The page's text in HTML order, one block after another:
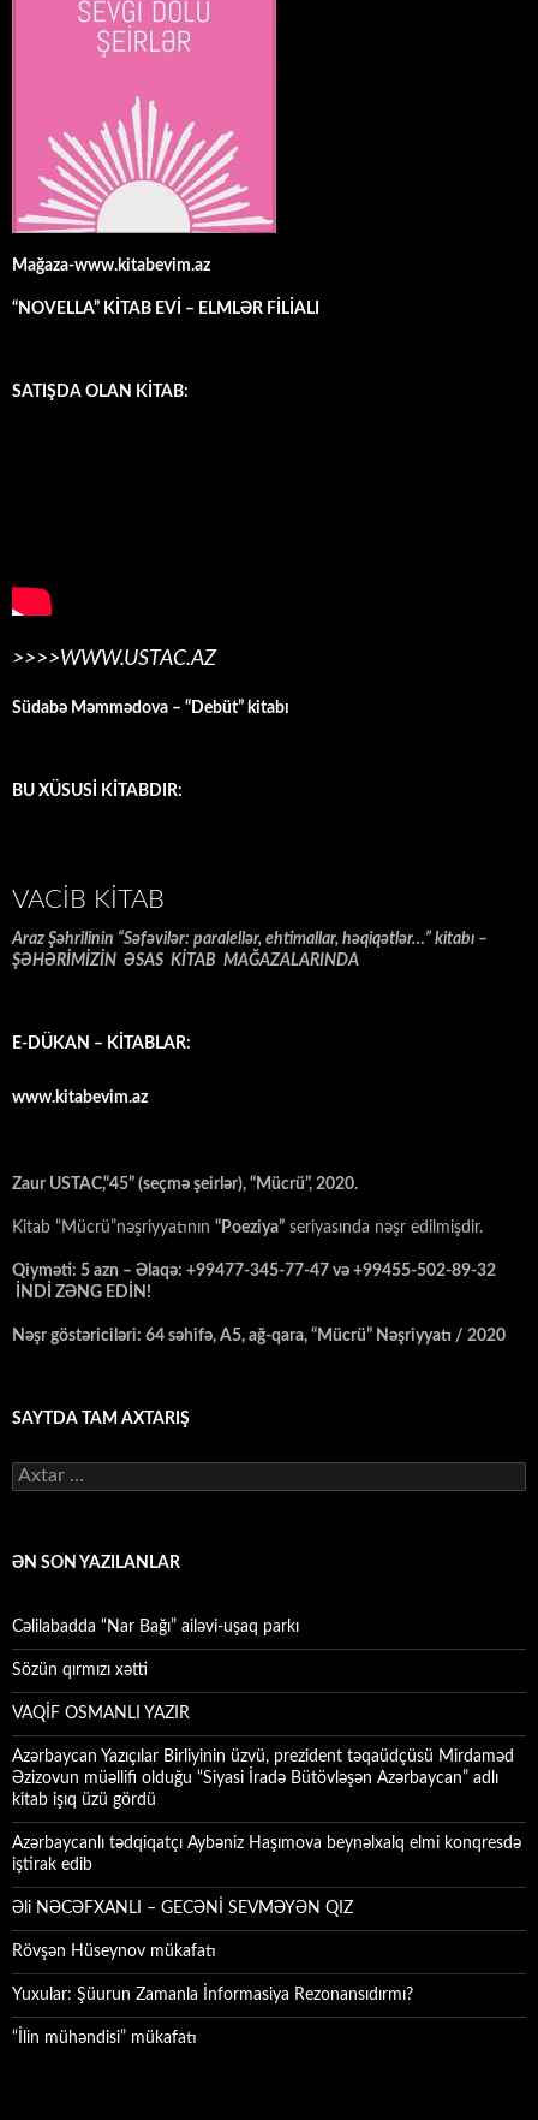
Mağaza-www.kitabevim.az
“NOVELLA” KİTAB EVİ – ELMLƏR FİLİALI
SATIŞDA OLAN KİTAB:
>>>>WWW.USTAC.AZ
Südabə Məmmədova – “Debüt” kitabı
BU XÜSUSİ KİTABDIR:
VACIB KITAB
Araz Şəhrilinin “Səfəvilər: paralellər, ehtimallar, həqiqətlər…” kitabı –
ŞƏHƏRİMİZİN ƏSAS KİTAB MAĞAZALARINDA
E-DÜKAN – KİTABLAR:
www.kitabevim.az
Zaur USTAC,“45” (seçmə şeirlər), “Mücrü”, 2020.
Kitab “Mücrü”nəşriyyatının “Poeziya” seriyasında nəşr edilmişdir.
Qiyməti: 5 azn – Əlaqə: +99477-345-77-47 və +99455-502-89-32
İNDİ ZƏNG EDİN!
Nəşr göstəriciləri: 64 səhifə, A5, ağ-qara, “Mücrü” Nəşriyyatı / 2020
SAYTDA TAM AXTARIŞ
Axtarış:
ƏN SON YAZILANLAR
Cəlilabadda “Nar Bağı” ailəvi-uşaq parkı
Sözün qırmızı xətti
VAQİF OSMANLI YAZIR
Azərbaycan Yazıçılar Birliyinin üzvü, prezident təqaüdçüsü Mirdaməd
Əzizovun müəllifi olduğu “Siyasi İradə Bütövləşən Azərbaycan” adlı
kitab işıq üzü gördü
Azərbaycanlı tədqiqatçı Aybəniz Haşımova beynəlxalq elmi konqresdə
iştirak edib
Əli NƏCƏFXANLI – GECƏNİ SEVMƏYƏN QIZ
Rövşən Hüseynov mükafatı
Yuxular: Şüurun Zamanla İnformasiya Rezonansıdırmı?
“İlin mühəndisi” mükafatı